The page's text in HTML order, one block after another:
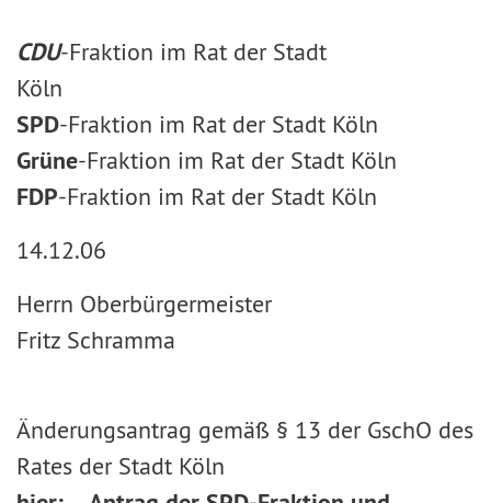
CDU-Fraktion im Rat der Stadt
Köln
SPD-Fraktion im Rat der Stadt Köln
Grüne-Fraktion im Rat der Stadt Köln
FDP-Fraktion im Rat der Stadt Köln
14.12.06
Herrn Oberbürgermeister
Fritz Schramma
Änderungsantrag gemäß § 13 der GschO des
Rates der Stadt Köln